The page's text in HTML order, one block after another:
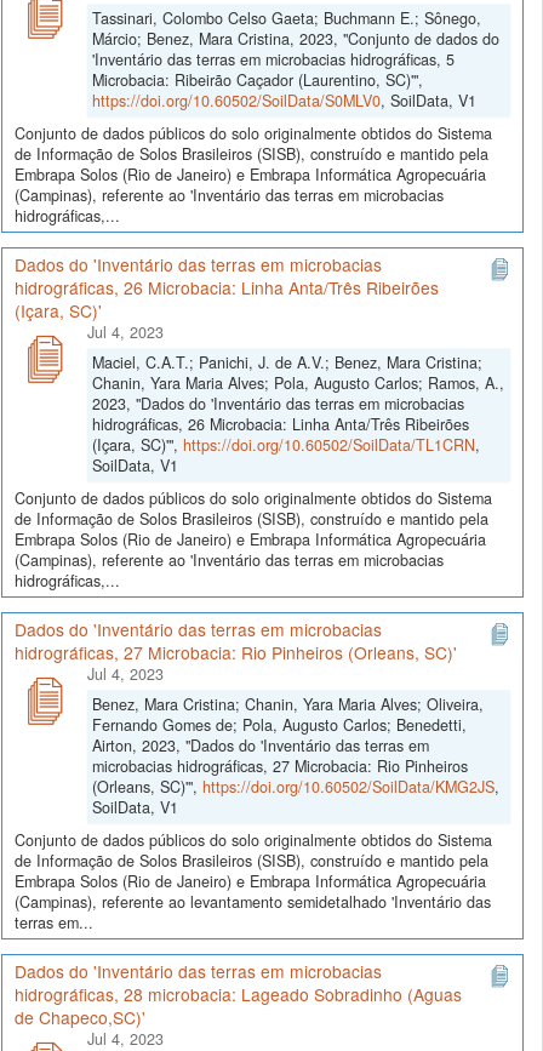
Tassinari, Colombo Celso Gaeta; Buchmann E.; Sônego,
Márcio; Benez, Mara Cristina, 2023, "Conjunto de dados do
'Inventário das terras em microbacias hidrográficas, 5
Microbacia: Ribeirão Caçador (Laurentino, SC)'",
https://doi.org/10.60502/SoilData/S0MLV0, SoilData, V1
Conjunto de dados públicos do solo originalmente obtidos do Sistema
de Informação de Solos Brasileiros (SISB), construído e mantido pela
Embrapa Solos (Rio de Janeiro) e Embrapa Informática Agropecuária
(Campinas), referente ao 'Inventário das terras em microbacias
hidrográficas,...
Dados do 'Inventário das terras em microbacias
hidrográficas, 26 Microbacia: Linha Anta/Três Ribeirões
(Içara, SC)'
Jul 4, 2023
Maciel, C.A.T.; Panichi, J. de A.V.; Benez, Mara Cristina;
Chanin, Yara Maria Alves; Pola, Augusto Carlos; Ramos, A.,
2023, "Dados do 'Inventário das terras em microbacias
hidrográficas, 26 Microbacia: Linha Anta/Três Ribeirões
(Içara, SC)'", https://doi.org/10.60502/SoilData/TL1CRN,
SoilData, V1
Conjunto de dados públicos do solo originalmente obtidos do Sistema
de Informação de Solos Brasileiros (SISB), construído e mantido pela
Embrapa Solos (Rio de Janeiro) e Embrapa Informática Agropecuária
(Campinas), referente ao 'Inventário das terras em microbacias
hidrográficas,...
Dados do 'Inventário das terras em microbacias
hidrográficas, 27 Microbacia: Rio Pinheiros (Orleans, SC)'
Jul 4, 2023
Benez, Mara Cristina; Chanin, Yara Maria Alves; Oliveira,
Fernando Gomes de; Pola, Augusto Carlos; Benedetti,
Airton, 2023, "Dados do 'Inventário das terras em
microbacias hidrográficas, 27 Microbacia: Rio Pinheiros
(Orleans, SC)'", https://doi.org/10.60502/SoilData/KMG2JS,
SoilData, V1
Conjunto de dados públicos do solo originalmente obtidos do Sistema
de Informação de Solos Brasileiros (SISB), construído e mantido pela
Embrapa Solos (Rio de Janeiro) e Embrapa Informática Agropecuária
(Campinas), referente ao levantamento semidetalhado 'Inventário das
terras em...
Dados do 'Inventário das terras em microbacias
hidrográficas, 28 microbacia: Lageado Sobradinho (Aguas
de Chapeco,SC)'
Jul 4, 2023